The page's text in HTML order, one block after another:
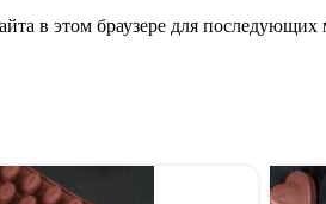
в этом браузере для